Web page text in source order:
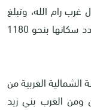
على بُعد 20 كم شمال غرب رام الله، وتبلغ
مساحتها الإجمالية 2960 دونمًا، فيما يقدّر عدد سكانها بنحو 1180
بعد 25 كم من الجهة الشمالية الغربية من
ومن الغرب بني زيد